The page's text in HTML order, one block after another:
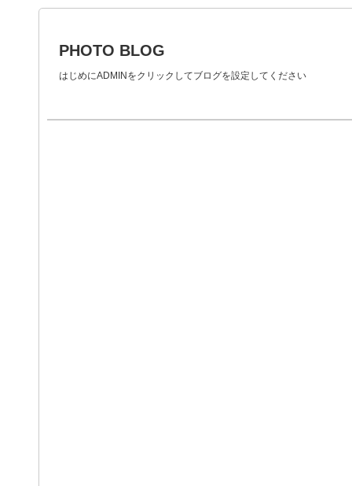
PHOTO BLOG
はじめにADMINをクリックしてブログを設定してください